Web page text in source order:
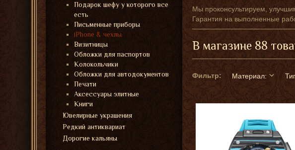
Мы проконсультируем,
Гарантия на выполненные
В магазине 88
Фильтр: Материал:
Подарок шефу у которого все
есть
Письменные приборы
iPhone & чехлы
Визитницы
Обложки для паспортов
Колокольчики
Обложки для автодокументов
Печати
Аксессуары элитные
Книги
Ювелирные украшения
Редкий антиквариат
Дорогие кальяны